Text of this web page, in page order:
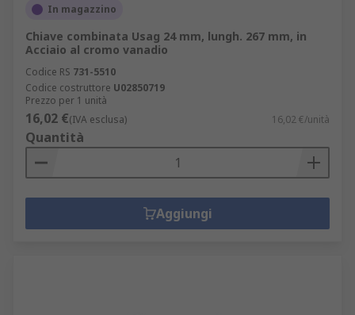
In magazzino
Chiave combinata Usag 24 mm, lungh. 267 mm, in
Acciaio al cromo vanadio
Codice RS 731-5510
Codice costruttore U02850719
Prezzo per 1 unità
16,02 €(IVA esclusa) 16,02 €/unità
Quantità
Aggiungi